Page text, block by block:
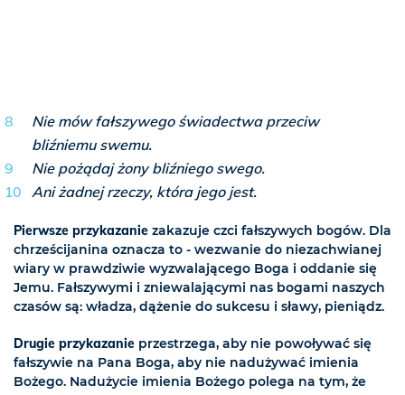
Nie mów fałszywego świadectwa przeciw
bliźniemu swemu.
Nie pożądaj żony bliźniego swego.
Ani żadnej rzeczy, która jego jest.
Pierwsze przykazanie zakazuje czci fałszywych bogów. Dla
chrześcijanina oznacza to - wezwanie do niezachwianej
wiary w prawdziwie wyzwalającego Boga i oddanie się
Jemu. Fałszywymi i zniewalającymi nas bogami naszych
czasów są: władza, dążenie do sukcesu i sławy, pieniądz.
Drugie przykazanie przestrzega, aby nie powoływać się
fałszywie na Pana Boga, aby nie nadużywać imienia
Bożego. Nadużycie imienia Bożego polega na tym, że